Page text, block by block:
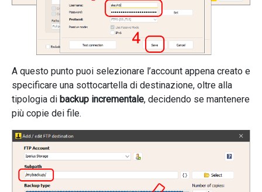
A questo punto puoi selezionare l’account appena creato e
specificare una sottocartella di destinazione, oltre alla
tipologia di backup incrementale, decidendo se mantenere
più copie dei file.